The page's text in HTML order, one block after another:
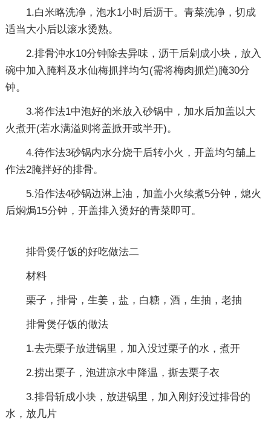
1.白米略洗净，泡水1小时后沥干。青菜洗净，切成
适当大小后以滚水烫熟。
2.排骨沖水10分钟除去异味，沥干后剁成小块，放入
碗中加入腌料及水仙梅抓拌均匀(需将梅肉抓烂)腌30分
钟。
3.将作法1中泡好的米放入砂锅中，加水后加盖以大
火煮开(若水满溢则将盖掀开或半开)。
4.待作法3砂锅内水分烧干后转小火，开盖均匀舖上
作法2腌拌好的排骨。
5.沿作法4砂锅边淋上油，加盖小火续煮5分钟，熄火
后焖焗15分钟，开盖排入烫好的青菜即可。
排骨煲仔饭的好吃做法二
材料
栗子，排骨，生姜，盐，白糖，酒，生抽，老抽
排骨煲仔饭的做法
1.去壳栗子放进锅里，加入没过栗子的水，煮开
2.捞出栗子，泡进凉水中降温，撕去栗子衣
3.排骨斩成小块，放进锅里，加入刚好没过排骨的
水，放几片